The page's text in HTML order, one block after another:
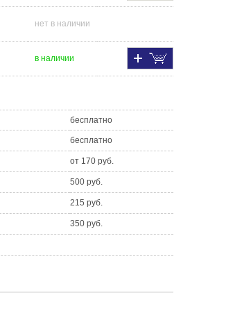
нет в наличии
в наличии
бесплатно
бесплатно
от 170 руб.
500 руб.
215 руб.
350 руб.